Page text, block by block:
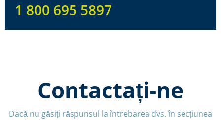
1 800 695 5897
Contactați-ne
Dacă nu găsiți răspunsul la întrebarea dvs. în secțiunea